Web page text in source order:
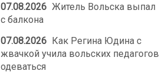
07.08.2026 Житель Вольска выпал
с балкона
07.08.2026 Как Регина Юдина с
жвачкой учила вольских педагогов
одеваться